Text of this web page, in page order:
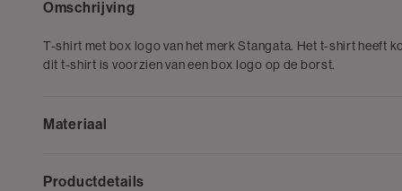
Omschrijving
T-shirt met box logo van het merk Stangata. Het t-shirt heeft
dit t-shirt is voorzien van een box logo op de borst.
Materiaal
Productdetails